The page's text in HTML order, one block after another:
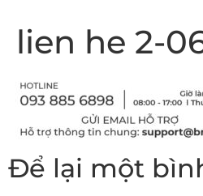
lien he 2-
Để lại một